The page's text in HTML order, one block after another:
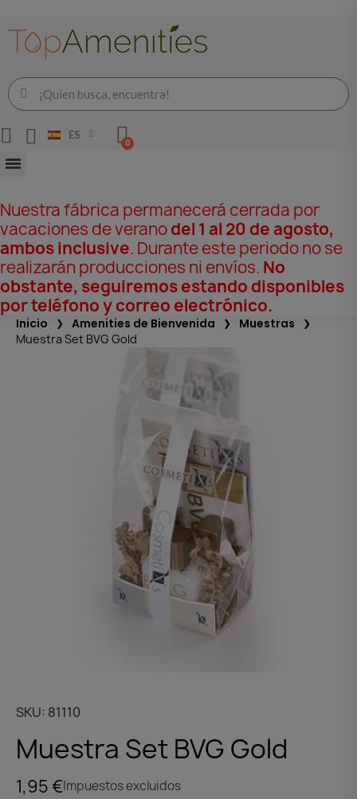
ES
Nuestra fábrica permanecerá cerrada por
vacaciones de veranodel 1 al 20 de agosto,
ambos inclusive. Durante este periodo no se
realizarán producciones ni envíos. No
obstante, seguiremos estando disponibles
por teléfono y correo electrónico.
Inicio Amenities de Bienvenida Muestras
Muestra Set BVG Gold
SKU 81110
Muestra Set BVG Gold
1,95 €Impuestos excluidos